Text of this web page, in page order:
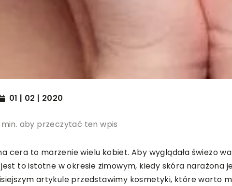
01 | 02 | 2020
min. aby przeczytać ten wpis
cera to marzenie wielu kobiet. Aby wyglądała świeżo
to istotne w okresie zimowym, kiedy skóra narażona
artykule przedstawimy kosmetyki, które warto